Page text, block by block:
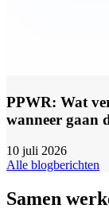
PPWR: Wat
wanneer gaan
10 juli 2026
Alle blogberichten
Samen